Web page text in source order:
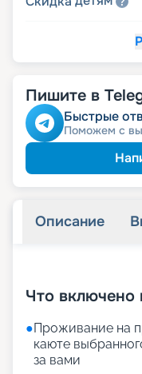
₽
Скидка
Пишите в
Быстрые
Поможем с
Описание
Что включено
●Проживание на
каюте
за вами